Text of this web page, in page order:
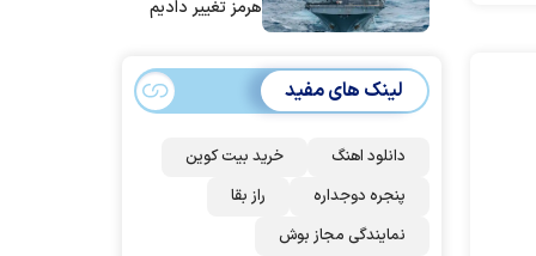
هرمز تغییر دادیم
لینک های مفید
دانلود اهنگ
خرید بیت کوین
پنجره دوجداره
راز بقا
نمایندگی مجاز بوش